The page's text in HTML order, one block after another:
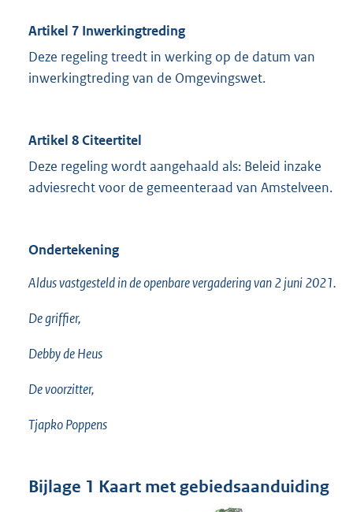
Artikel 7 Inwerkingtreding
Deze regeling treedt in werking op de datum van
inwerkingtreding van de Omgevingswet.
Artikel 8 Citeertitel
Deze regeling wordt aangehaald als: Beleid inzake
adviesrecht voor de gemeenteraad van Amstelveen.
Ondertekening
Aldus vastgesteld in de openbare vergadering van 2 juni 2021.
De griffier,
Debby de Heus
De voorzitter,
Tjapko Poppens
Bijlage 1 Kaart met gebiedsaanduiding